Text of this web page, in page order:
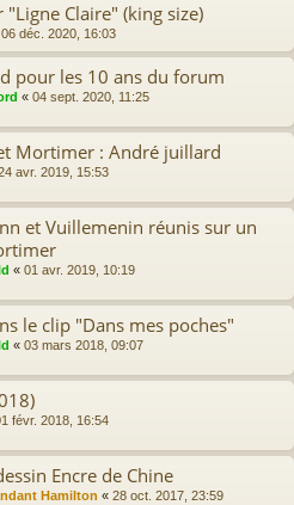
Claire" (king size)
06 déc. 2020, 16:03
pour les 10 ans du forum
« 04 sept. 2020, 11:25
Mortimer : André juillard
avr. 2019, 15:53
et Vuillemenin réunis sur un
« 01 avr. 2019, 10:19
le clip "Dans mes poches"
« 03 mars 2018, 09:07
févr. 2018, 16:54
Encre de Chine
Hamilton « 28 oct. 2017, 23:59